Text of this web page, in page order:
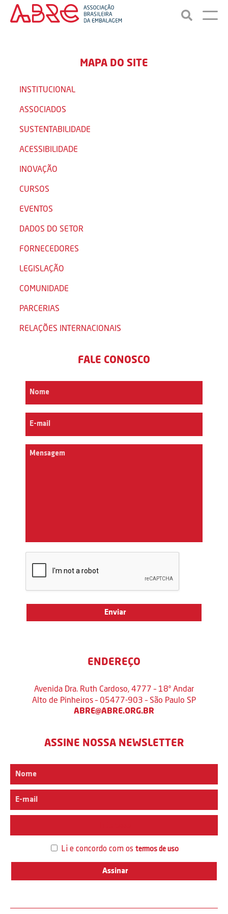
MAPA DO SITE
INSTITUCIONAL
ASSOCIADOS
SUSTENTABILIDADE
ACESSIBILIDADE
INOVAÇÃO
CURSOS
EVENTOS
DADOS DO SETOR
FORNECEDORES
LEGISLAÇÃO
COMUNIDADE
PARCERIAS
RELAÇÕES INTERNACIONAIS
FALE CONOSCO
ENDEREÇO
Avenida Dra. Ruth Cardoso, 4777 – 18º Andar
Alto de Pinheiros – 05477-903 – São Paulo SP
ABRE@ABRE.ORG.BR
ASSINE NOSSA NEWSLETTER
Li e concordo com os termos de uso